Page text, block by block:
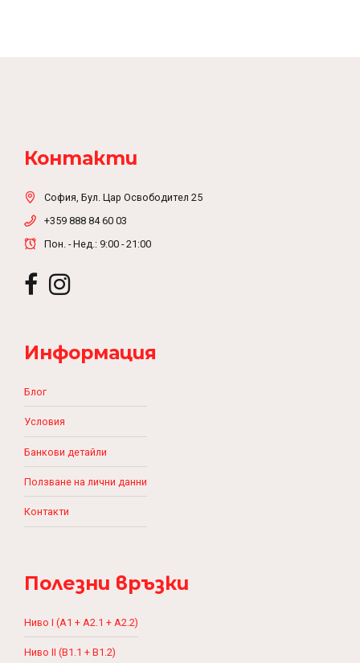
Контакти
София, Бул. Цар Освободител 25
+359 888 84 60 03
Пон. - Нед.: 9:00 - 21:00
Информация
Блог
Условия
Банкови детайли
Ползване на лични данни
Контакти
Полезни връзки
Ниво I (A1 + A2.1 + A2.2)
Ниво II (B1.1 + B1.2)